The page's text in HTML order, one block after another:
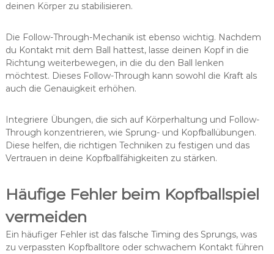
deinen Körper zu stabilisieren.
Die Follow-Through-Mechanik ist ebenso wichtig. Nachdem
du Kontakt mit dem Ball hattest, lasse deinen Kopf in die
Richtung weiterbewegen, in die du den Ball lenken
möchtest. Dieses Follow-Through kann sowohl die Kraft als
auch die Genauigkeit erhöhen.
Integriere Übungen, die sich auf Körperhaltung und Follow-
Through konzentrieren, wie Sprung- und Kopfballübungen.
Diese helfen, die richtigen Techniken zu festigen und das
Vertrauen in deine Kopfballfähigkeiten zu stärken.
Häufige Fehler beim Kopfballspiel
vermeiden
Ein häufiger Fehler ist das falsche Timing des Sprungs, was
zu verpassten Kopfballtore oder schwachem Kontakt führen